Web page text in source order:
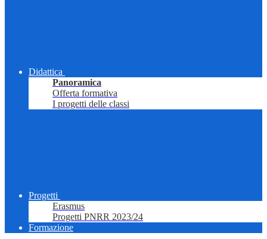
Didattica
Panoramica
Offerta formativa
I progetti delle classi
Progetti
Erasmus
Progetti PNRR 2023/24
Formazione